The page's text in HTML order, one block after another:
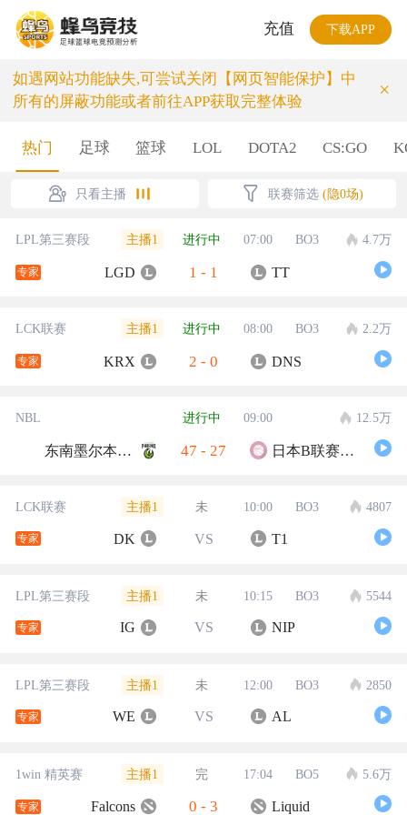
充值 下载APP
如遇网站功能缺失,可尝试关闭【网页智能保护】中
所有的屏蔽功能或者前往APP获取完整体验
×
热门 足球 篮球 LOL DOTA2 CS:GO
只看主播 联赛筛选 (隐0场)
LPL第三赛段 主播1 进行中 07:00 BO3 4.7万
专家 LGD 1 - 1 TT
LCK联赛 主播1 进行中 08:00 BO3 2.2万
专家 KRX 2 - 0 DNS
NBL 进行中 09:00 12.5万
东南墨尔本凤凰 47 - 27 日本B联赛联队
LCK联赛 主播1 未 10:00 BO3 4807
专家 DK VS T1
LPL第三赛段 主播1 未 10:15 BO3 5544
专家 IG VS NIP
LPL第三赛段 主播1 未 12:00 BO3 2850
专家 WE VS AL
1win 精英赛 主播1 完 17:04 BO5 5.6万
专家 Falcons 0 - 3 Liquid